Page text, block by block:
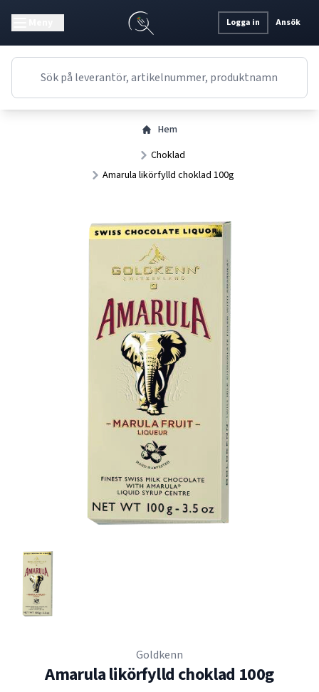
Logga in Ansök
Hem
Choklad
Amarula likörfylld choklad 100g
Goldkenn
Amarula likörfylld choklad 100g